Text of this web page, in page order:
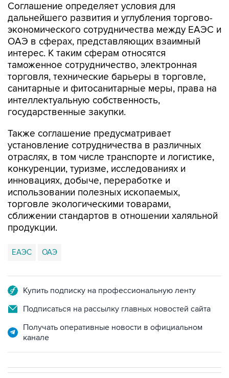
Соглашение определяет условия для
дальнейшего развития и углубления торгово-
экономического сотрудничества между ЕАЭС и
ОАЭ в сферах, представляющих взаимный
интерес. К таким сферам относятся
таможенное сотрудничество, электронная
торговля, технические барьеры в торговле,
санитарные и фитосанитарные меры, права на
интеллектуальную собственность,
государственные закупки.
Также соглашение предусматривает
установление сотрудничества в различных
отраслях, в том числе транспорте и логистике,
конкуренции, туризме, исследованиях и
инновациях, добыче, переработке и
использовании полезных ископаемых,
торговле экологическими товарами,
сближении стандартов в отношении халяльной
продукции.
ЕАЭС ОАЭ
Купить подписку на профессиональную ленту
Подписаться на рассылку главных новостей сайта
Получать оперативные новости в официальном
канале